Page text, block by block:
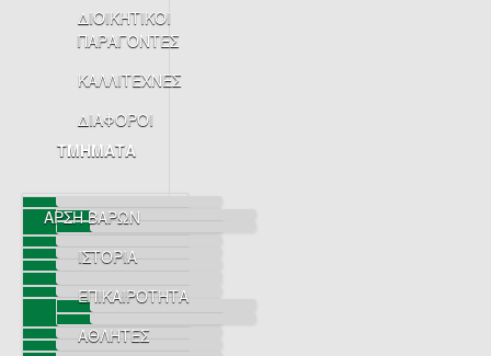
ΔΙΟΙΚΗΤΙΚΟΙ
ΠΑΡΑΓΟΝΤΕΣ
ΚΑΛΛΙΤΕΧΝΕΣ
ΔΙΑΦΟΡΟΙ
ΤΜΗΜΑΤΑ
ΑΡΣΗ ΒΑΡΩΝ
ΙΣΤΟΡΙΑ
ΕΠΙΚΑΙΡΟΤΗΤΑ
ΑΘΛΗΤΕΣ